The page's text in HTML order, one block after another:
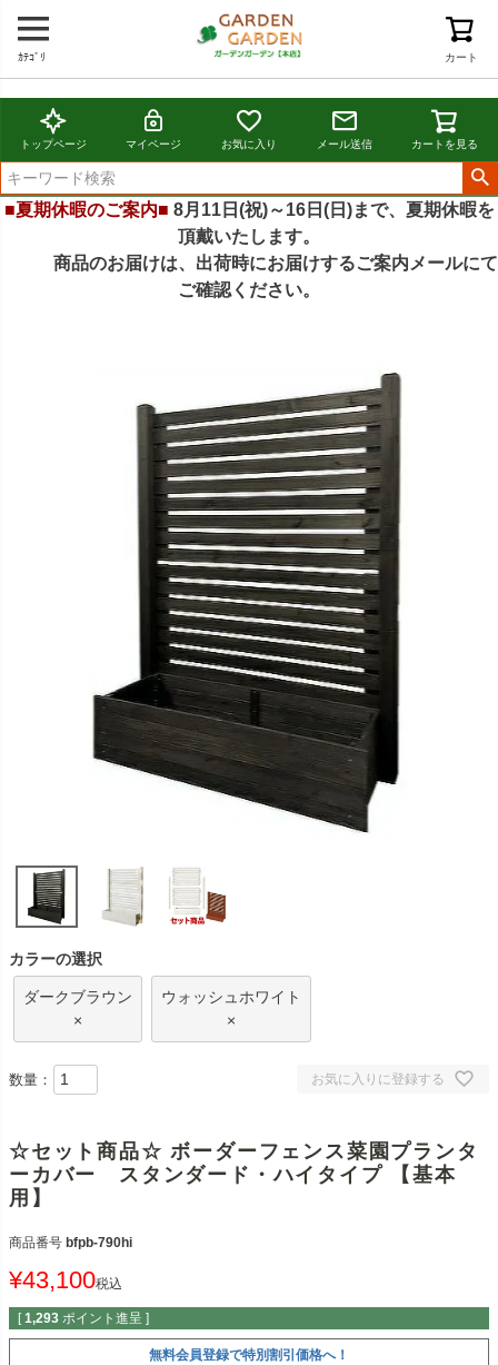
カート
ｶﾃｺﾞﾘ
トップページ マイページ お気に入り メール送信 カートを見る
■夏期休暇のご案内■ 8月11日(祝)～16日(日)まで、夏期休暇を
頂戴いたします。
商品のお届けは、出荷時にお届けするご案内メールにて
ご確認ください。
カラーの選択
ダークブラウン
×
ウォッシュホワイト
×
お気に入りに登録する
数量：
☆セット商品☆ ボーダーフェンス菜園プランタ
ーカバー スタンダード・ハイタイプ 【基本
用】
商品番号 bfpb-790hi
¥43,100税込
[ 1,293 ポイント進呈 ]
無料会員登録で特別割引価格へ！